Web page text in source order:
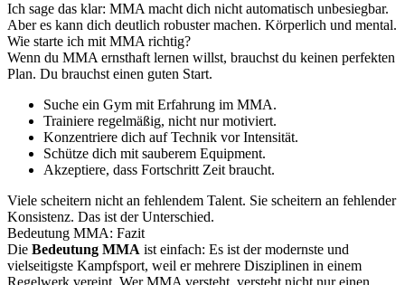
Ich sage das klar: MMA macht dich nicht automatisch unbesiegbar.
Aber es kann dich deutlich robuster machen. Körperlich und mental.
Wie starte ich mit MMA richtig?
Wenn du MMA ernsthaft lernen willst, brauchst du keinen perfekten
Plan. Du brauchst einen guten Start.
Suche ein Gym mit Erfahrung im MMA.
Trainiere regelmäßig, nicht nur motiviert.
Konzentriere dich auf Technik vor Intensität.
Schütze dich mit sauberem Equipment.
Akzeptiere, dass Fortschritt Zeit braucht.
Viele scheitern nicht an fehlendem Talent. Sie scheitern an fehlender
Konsistenz. Das ist der Unterschied.
Bedeutung MMA: Fazit
Die Bedeutung MMA ist einfach: Es ist der modernste und
vielseitigste Kampfsport, weil er mehrere Disziplinen in einem
Regelwerk vereint. Wer MMA versteht, versteht nicht nur einen